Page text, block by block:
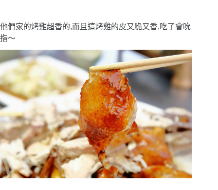
他們家的烤雞超香的,而且這烤雞的皮又脆又香,吃了會吮
指〜